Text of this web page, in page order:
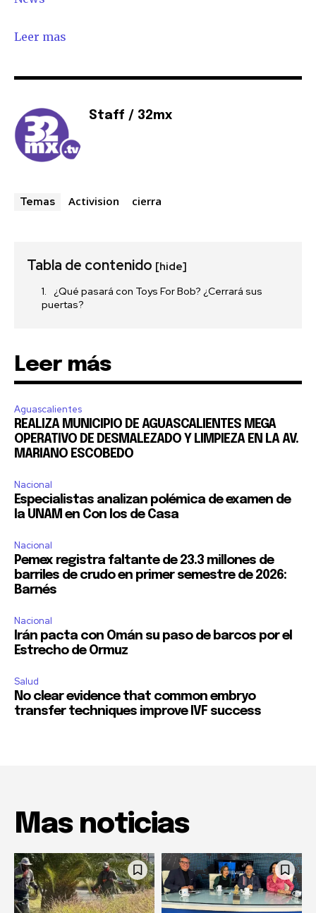
Leer mas
Staff / 32mx
Temas Activision cierra
Tabla de contenido [hide]
¿Qué pasará con Toys For Bob? ¿Cerrará sus
puertas?
Leer más
Aguascalientes
REALIZA MUNICIPIO DE AGUASCALIENTES MEGA
OPERATIVO DE DESMALEZADO Y LIMPIEZA EN LA AV.
MARIANO ESCOBEDO
Nacional
Especialistas analizan polémica de examen de
la UNAM en Con los de Casa
Nacional
Pemex registra faltante de 23.3 millones de
barriles de crudo en primer semestre de 2026:
Barnés
Nacional
Irán pacta con Omán su paso de barcos por el
Estrecho de Ormuz
Salud
No clear evidence that common embryo
transfer techniques improve IVF success
Mas noticias